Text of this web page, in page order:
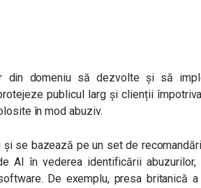
din domeniu să dezvolte și să
publicul larg și clienții
în mod abuziv.
se bazează pe un set de
AI în vederea identificării abuzurilor,
De exemplu, presa britanică